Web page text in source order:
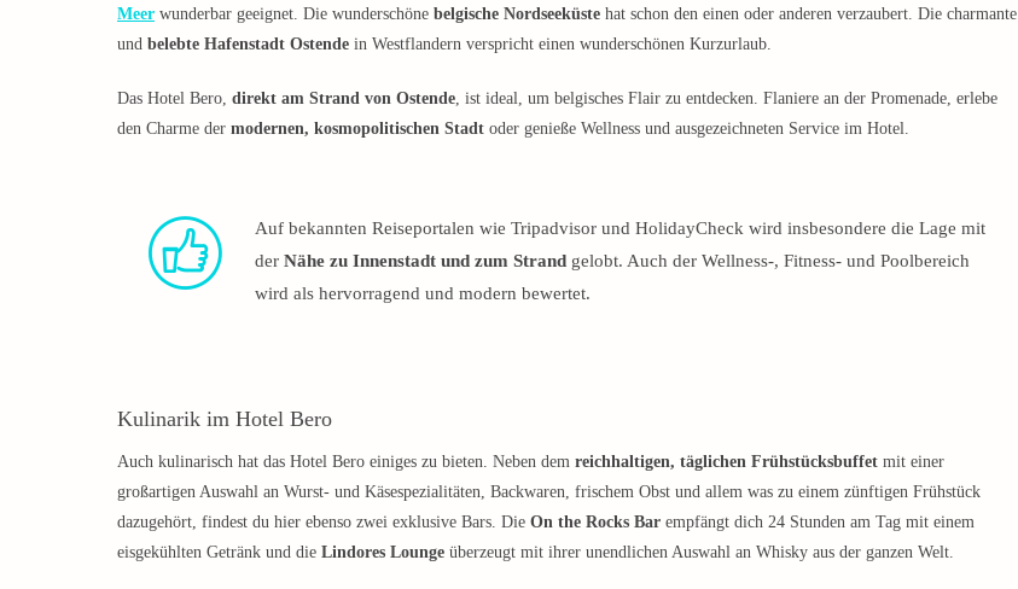
Meer wunderbar geeignet. Die wunderschöne belgische Nordseeküste hat schon den einen oder anderen verzaubert. Die charmante
und belebte Hafenstadt Ostende in Westflandern verspricht einen wunderschönen Kurzurlaub.
Das Hotel Bero, direkt am Strand von Ostende , ist ideal, um belgisches Flair zu entdecken. Flaniere an der Promenade, erlebe
den Charme der modernen, kosmopolitischen Stadt oder genieße Wellness und ausgezeichneten Service im Hotel.
Auf bekannten Reiseportalen wie Tripadvisor und HolidayCheck wird insbesondere die Lage mit
der Nähe zu Innenstadt und zum Strand gelobt. Auch der Wellness-, Fitness- und Poolbereich
wird als hervorragend und modern bewertet.
Kulinarik im Hotel Bero
Auch kulinarisch hat das Hotel Bero einiges zu bieten. Neben dem reichhaltigen, täglichen Frühstücksbuffet mit einer
großartigen Auswahl an Wurst- und Käsespezialitäten, Backwaren, frischem Obst und allem was zu einem zünftigen Frühstück
dazugehört, findest du hier ebenso zwei exklusive Bars. Die On the Rocks Bar empfängt dich 24 Stunden am Tag mit einem
eisgekühlten Getränk und die Lindores Lounge überzeugt mit ihrer unendlichen Auswahl an Whisky aus der ganzen Welt.